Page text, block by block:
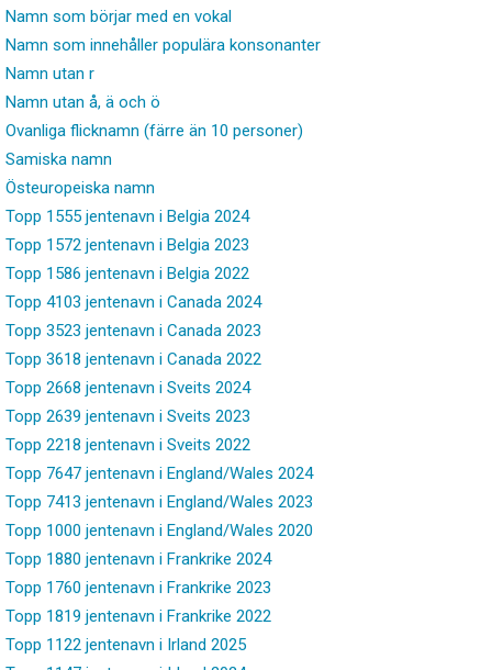
Namn som börjar med en vokal
Namn som innehåller populära konsonanter
Namn utan r
Namn utan å, ä och ö
Ovanliga flicknamn (färre än 10 personer)
Samiska namn
Östeuropeiska namn
Topp 1555 jentenavn i Belgia 2024
Topp 1572 jentenavn i Belgia 2023
Topp 1586 jentenavn i Belgia 2022
Topp 4103 jentenavn i Canada 2024
Topp 3523 jentenavn i Canada 2023
Topp 3618 jentenavn i Canada 2022
Topp 2668 jentenavn i Sveits 2024
Topp 2639 jentenavn i Sveits 2023
Topp 2218 jentenavn i Sveits 2022
Topp 7647 jentenavn i England/Wales 2024
Topp 7413 jentenavn i England/Wales 2023
Topp 1000 jentenavn i England/Wales 2020
Topp 1880 jentenavn i Frankrike 2024
Topp 1760 jentenavn i Frankrike 2023
Topp 1819 jentenavn i Frankrike 2022
Topp 1122 jentenavn i Irland 2025